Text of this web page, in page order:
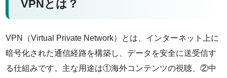
VPNとは？
VPN（Virtual Private Network）とは、インターネット上に
暗号化された通信経路を構築し、データを安全に送受信す
る仕組みです。主な用途は①海外コンテンツの視聴、②中